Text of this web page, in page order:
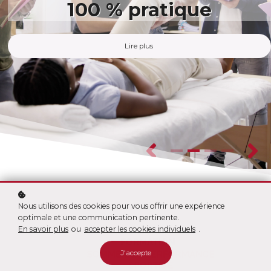
EN KINÉ DUSPORT
Lire plus
100 % pratique
Lire plus
PREUVES
Lire plus
Lire plus
Nous utilisons des cookies pour vous offrir une expérience
optimale et une communication pertinente.
En savoir plus ou accepter les cookies individuels .
J'accepte